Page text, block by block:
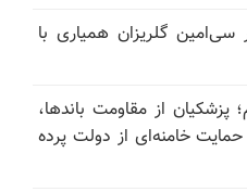
سی‌امین گلریزان همیاری با
پزشکیان از مقاومت باندها،
خامنه‌ای از دولت پرده